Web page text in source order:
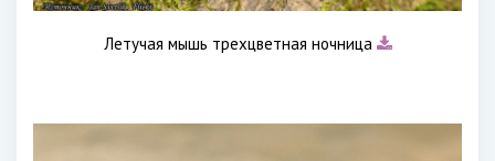
Летучая мышь трехцветная ночница